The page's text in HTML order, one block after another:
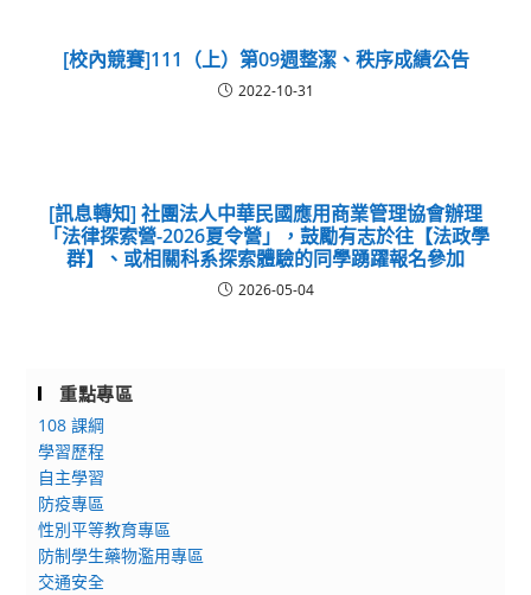
[校內競賽]111（上）第09週整潔、秩序成績公告
2022-10-31
[訊息轉知] 社團法人中華民國應用商業管理協會辦理
「法律探索營-2026夏令營」，鼓勵有志於往【法政學
群】、或相關科系探索體驗的同學踴躍報名參加
2026-05-04
重點專區
108 課綱
學習歷程
自主學習
防疫專區
性別平等教育專區
防制學生藥物濫用專區
交通安全